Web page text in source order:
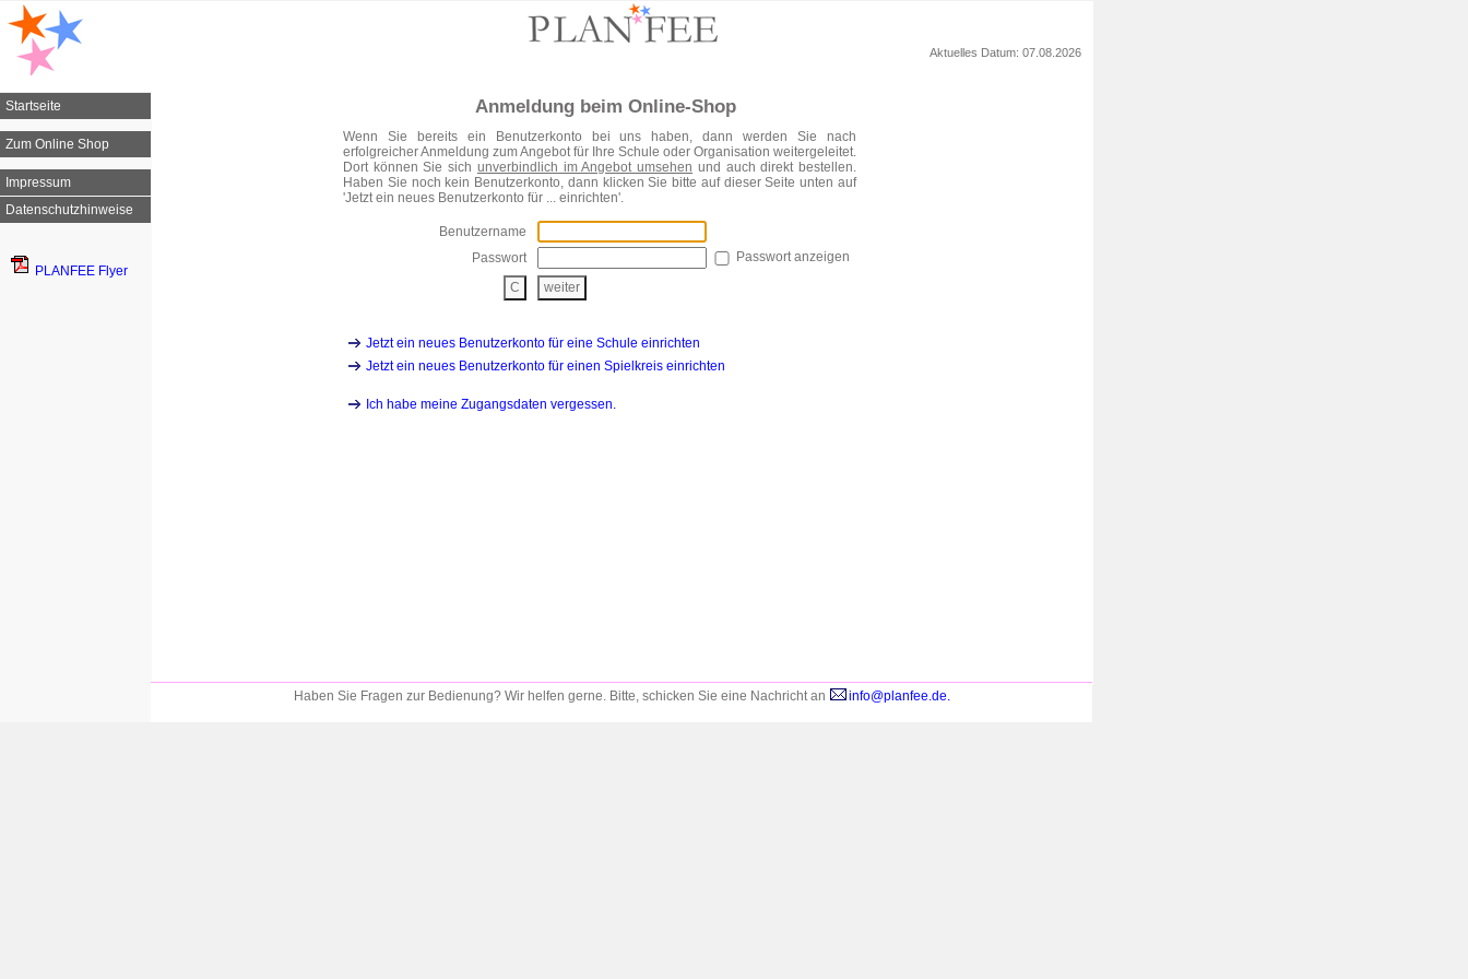
Aktuelles Datum: 07.08.2026
Startseite
Zum Online Shop
Impressum
Datenschutzhinweise
PLANFEE Flyer
Anmeldung beim Online-Shop
Wenn Sie bereits ein Benutzerkonto bei uns haben, dann werden Sie nach
erfolgreicher Anmeldung zum Angebot für Ihre Schule oder Organisation weitergeleitet.
Dort können Sie sich unverbindlich im Angebot umsehen und auch direkt bestellen.
Haben Sie noch kein Benutzerkonto, dann klicken Sie bitte auf dieser Seite unten auf
'Jetzt ein neues Benutzerkonto für ... einrichten'.
Benutzername
Passwort
Passwort anzeigen
Jetzt ein neues Benutzerkonto für eine Schule einrichten
Jetzt ein neues Benutzerkonto für einen Spielkreis einrichten
Ich habe meine Zugangsdaten vergessen.
Haben Sie Fragen zur Bedienung? Wir helfen gerne. Bitte, schicken Sie eine Nachricht an info@planfee.de.